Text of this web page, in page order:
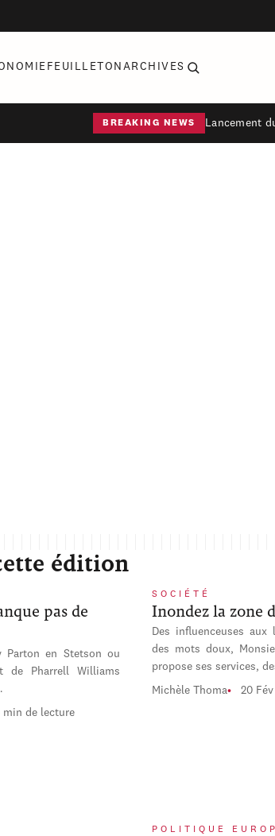
FEUILLETON ARCHIVES
BREAKING NEWS Lancement
édition
pas de
Parton en Stetson ou
de Pharrell Williams
min de lecture
SOCIÉTÉ
Inondez la zone
Des influenceuses
des mots doux,
propose ses services,
Michèle Thoma 20
POLITIQUE